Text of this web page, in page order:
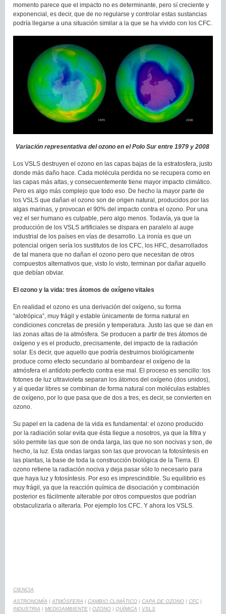
momento parece que el impacto no es determinante, pero sí creciente y
exponencial, es decir, que de no regularse y controlar estas sustancias
podría llegarse a una situación similar a la que se ha vivido con los CFC.
Variación representativa del ozono en el Polo Sur entre 1979 y 2008
Los VSLS destruyen el ozono en las capas bajas de la estratosfera, justo
donde más daño hace. Cada molécula perdida no se recupera como en
las capas más altas, y consecuentemente tiene mayor impacto climático.
Pero es algo más complejo que todo eso. De hecho la mayor parte de
los VSLS que dañan el ozono son de origen natural, producidos por las
algas marinas, y provocan el 90% del impacto contra el ozono. Por una
vez el ser humano es culpable, pero algo menos. Todavía, ya que la
producción de los VSLS artificiales se dispara en paralelo al auge
industrial de los países en vías de desarrollo. La ironía es que un
potencial origen sería los sustitutos de los CFC, los HFC, desarrollados
de tal manera que no dañan el ozono pero que necesitan de otros
compuestos alternativos que, visto lo visto, terminan por dañar aquello
que debían obviar.
El ozono y la vida: tres átomos de oxígeno vitales
En realidad el ozono es una derivación del oxígeno, su forma
“alotrópica”, muy frágil y estable únicamente de forma natural en
condiciones concretas de presión y temperatura. Justo las que se dan en
las zonas altas de la atmósfera. Se producen a partir de tres átomos de
oxígeno y es el producto, precisamente, del impacto de la radiación
solar. Es decir, que aquello que podría destruirnos biológicamente
produce como efecto secundario al bombardear el oxígeno de la
atmósfera el antídoto perfecto contra ese mal. El proceso es sencillo: los
fotones de luz ultravioleta separan los átomos del oxígeno (dos unidos),
y al quedar libres se combinan de forma natural con moléculas estables
de oxígeno, por lo que pasa que de dos a tres, es decir, se convierten en
ozono.
Su papel en la cadena de la vida es fundamental: el ozono producido
por la radiación solar evita que ésta llegue a nosotros, ya que la filtra y
sólo permite las que son de onda larga, las que no son nocivas y son, de
hecho, la luz. Esta ondas largas son las que provocan la fotosíntesis en
las plantas, la base de toda la construcción biológica de la Tierra. El
ozono retiene la radiación nociva y deja pasar sólo lo necesario para
que haya luz y fotosíntesis. Por eso es imprescindible. Su equilibrio es
muy frágil, ya que la reacción química de disociación y combinación
posterior es fácilmente alterable por otros compuestos que podrían
obstaculizarla o alterarla. Por ejemplo los CFC. Y ahora los VSLS.
CIENCIA
ASTRONOMÍA | ATMÓSFERA | CAMBIO CLIMÁTICO | CAPA DE OZONO | CFC |
INDUSTRIA | MEDIOAMBIENTE | OZONO | QUÍMICA | VSLS